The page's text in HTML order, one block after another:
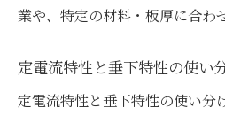
業や、特定の材料・板厚に合わ
定電流特性と垂下特性の使い
定電流特性と垂下特性の使い分